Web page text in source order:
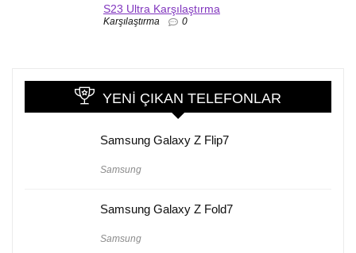
S23 Ultra Karşılaştırma
Karşılaştırma 0
YENI ÇIKAN TELEFONLAR
Samsung Galaxy Z Flip7
Samsung
Samsung Galaxy Z Fold7
Samsung